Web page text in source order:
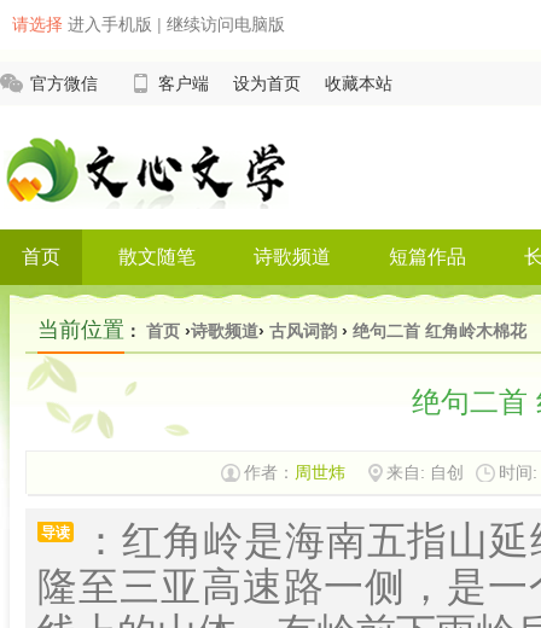
请选择 进入手机版 | 继续访问电脑版
官方微信 客户端 设为首页 收藏本站
首页 散文随笔 诗歌频道 短篇作品
当前位置 ： 首页 ›诗歌频道› 古风词韵 › 绝句二首 红角岭木棉花
绝句二首
作者： 周世炜 来自: 自创 时间
导读
：红角岭是海南五指山
隆至三亚高速路一侧，是